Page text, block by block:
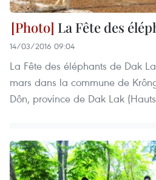
La Fête des
14/03/2016 09:04
La Fête des éléphants de Dak
mars dans la commune de
Dôn, province de Dak Lak